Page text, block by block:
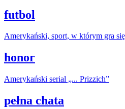
futbol
Amerykański, sport, w którym gra
honor
Amerykański serial „... Prizzich”
pełna chata